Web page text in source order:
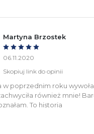
Martyna Brzostek
06.11.2020
Skopiuj link do opinii
w poprzednim roku
również mnie!
To historia